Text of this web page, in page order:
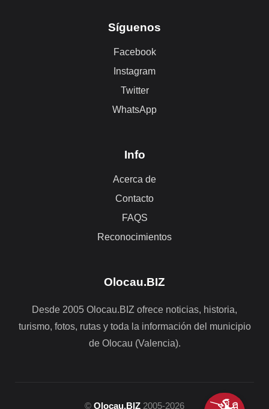
Síguenos
Facebook
Instagram
Twitter
WhatsApp
Info
Acerca de
Contacto
FAQS
Reconocimientos
Olocau.BIZ
Desde 2005 Olocau.BIZ ofrece noticias, historia,
turismo, fotos, rutas y toda la información del municipio
de Olocau (Valencia).
© Olocau.BIZ 2005-2026